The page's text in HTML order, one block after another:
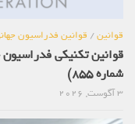
قوانین/قوانین فدراسیون جهانی
شماره 855)